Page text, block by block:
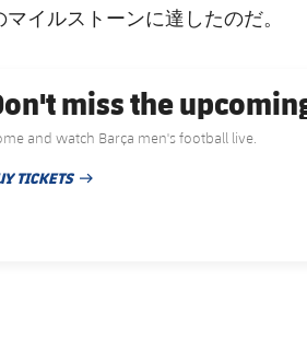
マイルストーンに達したのだ。
miss the
and watch Barça men's football live.
TICKETS
NEWS